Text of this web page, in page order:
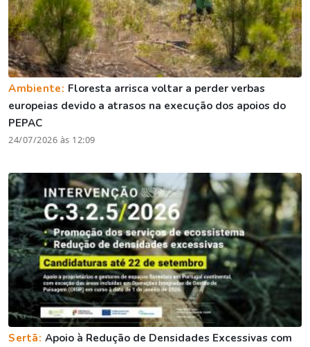
Ambiente: Floresta arrisca voltar a perder verbas
europeias devido a atrasos na execução dos apoios do
PEPAC
24/07/2026 às 12:09
Sertã:Apoio à Redução de Densidades Excessivas com